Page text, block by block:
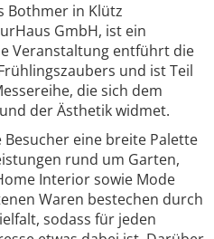
Bothmer in Klütz
GmbH, ist ein
Veranstaltung entführt die
und ist Teil
die sich dem
der Ästhetik widmet.
eine breite Palette
rund um Garten,
Interior sowie Mode
Waren bestechen durch
sodass für jeden